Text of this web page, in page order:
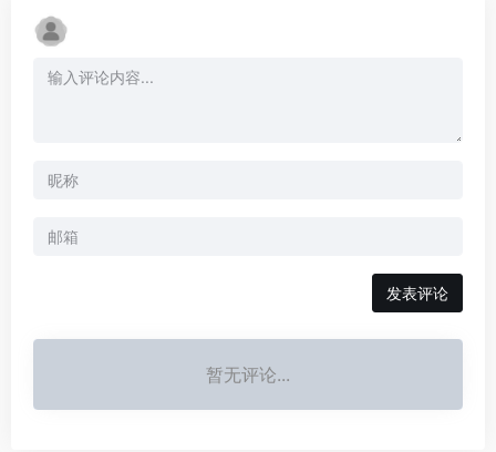
发表评论
暂无评论...